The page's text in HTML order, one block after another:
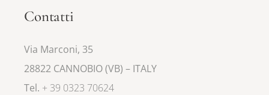
Contatti
Via Marconi, 35
28822 CANNOBIO (VB) – ITALY
Tel. + 39 0323 70624